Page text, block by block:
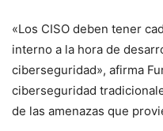
«Los CISO deben tener
interno a la hora de
ciberseguridad», afirma
ciberseguridad
de las amenazas que